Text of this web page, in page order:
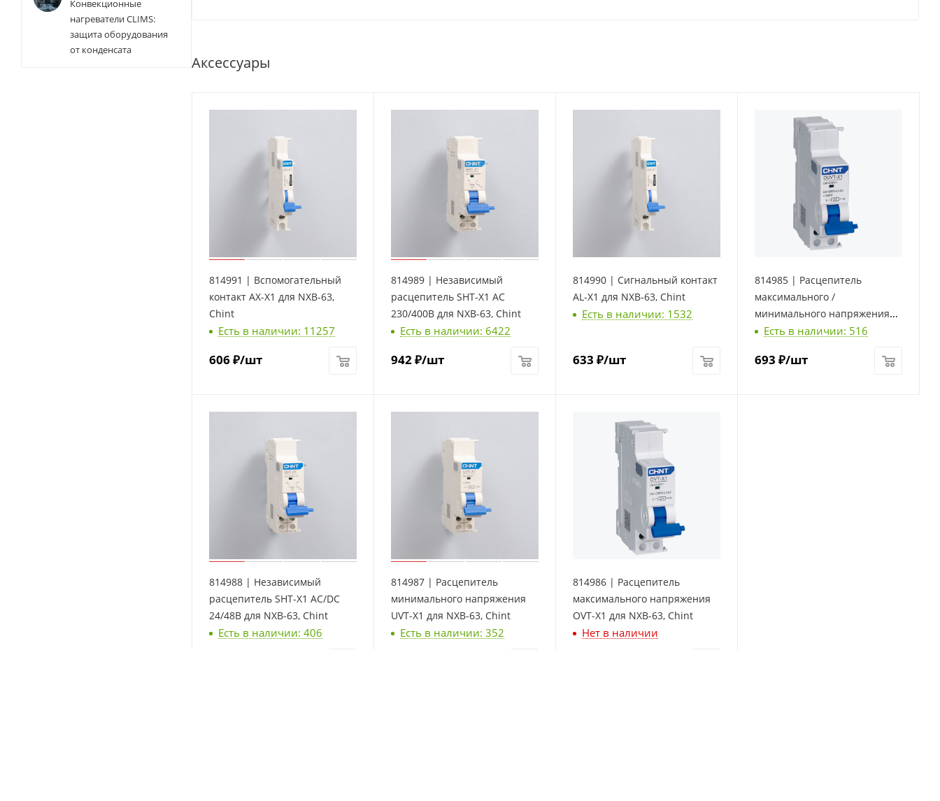
Аксессуары
814991 | Вспомогательный
контакт AX-X1 для NXB-63,
Chint
Есть в наличии: 11257
606₽/шт
814989 | Независимый
расцепитель SHT-X1 AC
230/400В для NXB-63, Chint
Есть в наличии: 6422
942₽/шт
814990 | Сигнальный контакт
AL-X1 для NXB-63, Chint
Есть в наличии: 1532
633 ₽/шт
814985 | Расцепитель
максимального /
минимального напряжения
OUVT-X1 для NXB-63, Chint
Есть в наличии: 516
693 ₽/шт
814988 | Независимый
расцепитель SHT-X1 AC/DC
24/48В для NXB-63, Chint
Есть в наличии: 406
814987 | Расцепитель
минимального напряжения
UVT-X1 для NXB-63, Chint
Есть в наличии: 352
814986 | Расцепитель
максимального напряжения
OVT-X1 для NXB-63, Chint
Нет в наличии
Конвекционные
нагреватели CLIMS:
защита оборудования
от конденсата